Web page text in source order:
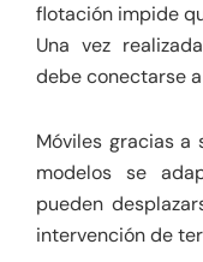
flotación impide
Una vez
debe conectarse
Móviles gracias a
modelos se
pueden
intervención de